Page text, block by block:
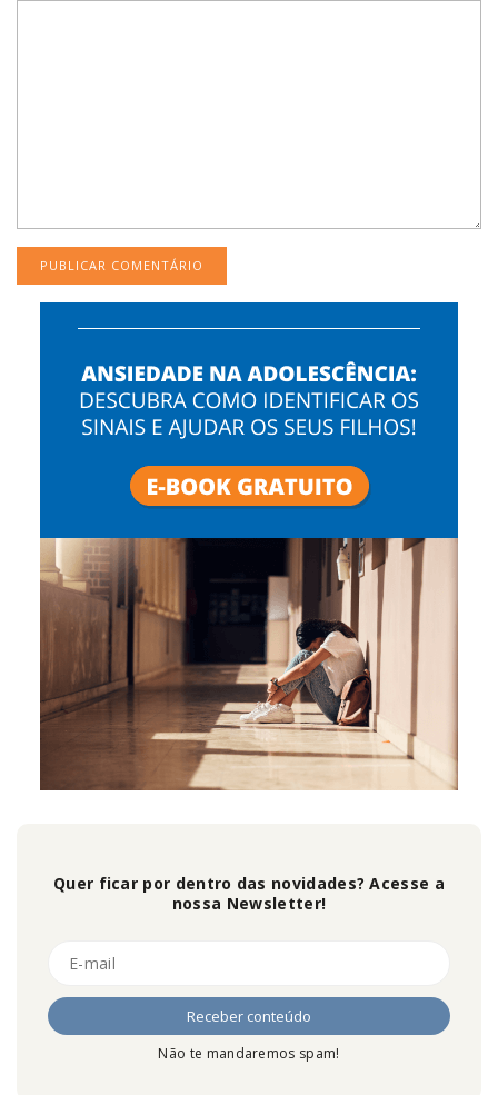
Quer ficar por dentro das novidades? Acesse a
nossa Newsletter!
Não te mandaremos spam!